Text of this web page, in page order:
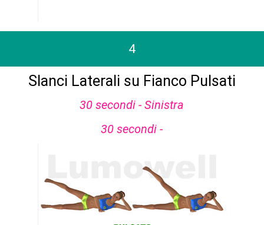
4
Slanci Laterali su Fianco Pulsati
30 secondi - Sinistra
30 secondi -